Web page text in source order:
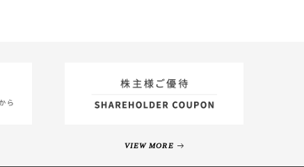
VIEW MORE